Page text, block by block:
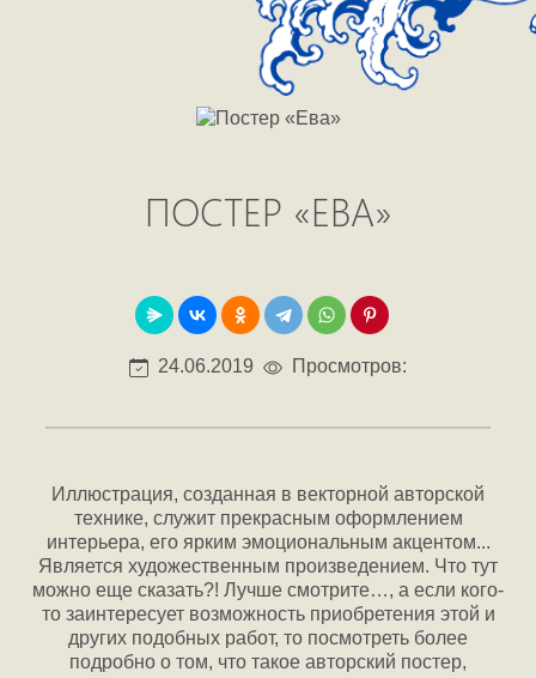
ПОСТЕР «ЕВА»
24.06.2019 Просмотров:
Иллюстрация, созданная в векторной авторской
технике, служит прекрасным оформлением
интерьера, его ярким эмоциональным акцентом...
Является художественным произведением. Что тут
можно еще сказать?! Лучше смотрите…, а если кого-
то заинтересует возможность приобретения этой и
других подобных работ, то посмотреть более
подробно о том, что такое авторский постер,